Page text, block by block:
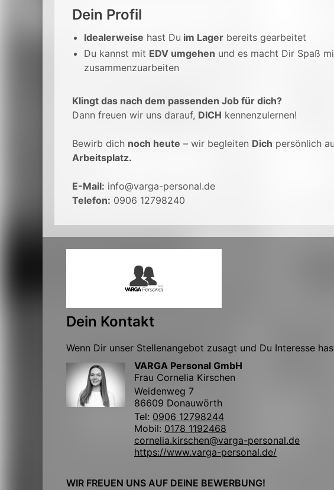
Dein Profil
Idealerweise hast Du im Lager bereits gearbeitet
Du kannst mit EDV umgehen und es macht Dir Spaß
zusammenzuarbeiten
Klingt das nach dem passenden Job für dich?
Dann freuen wir uns darauf, DICH kennenzulernen!
Bewirb dich noch heute – wir begleiten Dich persönlich
Arbeitsplatz.
E-Mail: info@varga-personal.de
Telefon: 0906 12798240
Dein Kontakt
Wenn Dir unser Stellenangebot zusagt und Du Interesse
VARGA Personal GmbH
Frau Cornelia Kirschen
Weidenweg 7
86609 Donauwörth
Tel: 0906 12798244
Mobil: 0178 1192468
cornelia.kirschen@varga-personal.de
https://www.varga-personal.de/
WIR FREUEN UNS AUF DEINE BEWERBUNG!